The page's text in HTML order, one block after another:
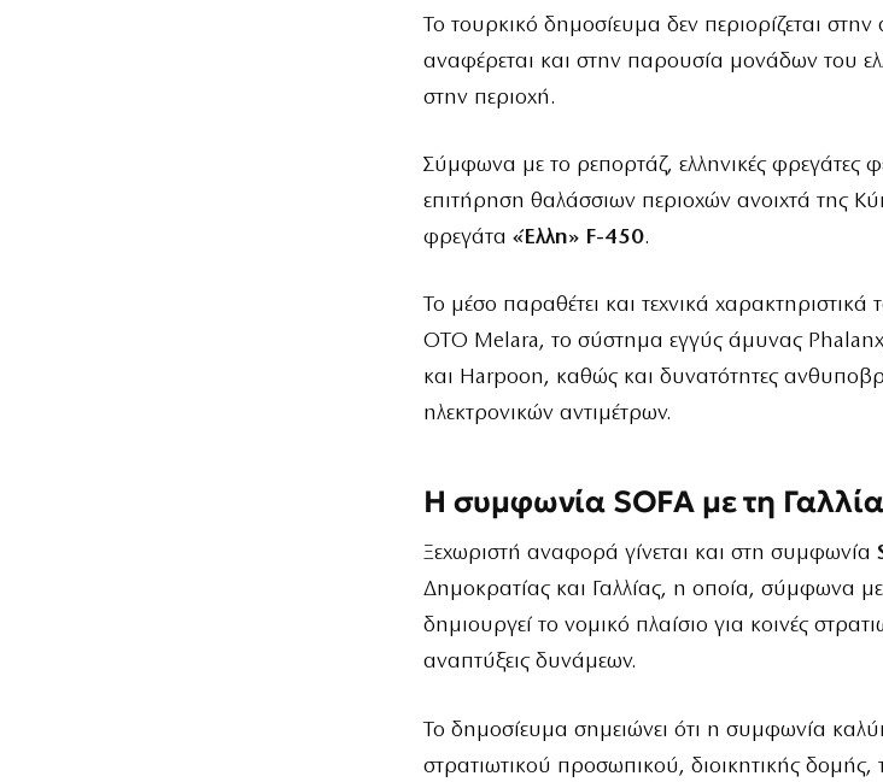
Το τουρκικό δημοσίευμα δεν περιορίζεται
αναφέρεται και στην παρουσία μονάδων του
στην περιοχή.
Σύμφωνα με το ρεπορτάζ, ελληνικές φρεγάτες
επιτήρηση θαλάσσιων περιοχών ανοιχτά της
φρεγάτα «Έλλη» F-450.
Το μέσο παραθέτει και τεχνικά
OTO Melara, το σύστημα εγγύς άμυνας
και Harpoon, καθώς και δυνατότητες
ηλεκτρονικών αντιμέτρων.
Η συμφωνία SOFA με τη Γαλλία
Ξεχωριστή αναφορά γίνεται και στη συμφωνία
Δημοκρατίας και Γαλλίας, η οποία, σύμφωνα
δημιουργεί το νομικό πλαίσιο για κοινές
αναπτύξεις δυνάμεων.
Το δημοσίευμα σημειώνει ότι η συμφωνία
στρατιωτικού προσωπικού, διοικητικής δομής,